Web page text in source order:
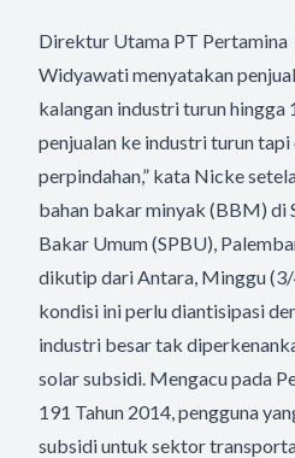
Direktur Utama PT
Widyawati menyatakan
kalangan industri turun hingga
penjualan ke industri turun
perpindahan,” kata Nicke
bahan bakar minyak (BBM) di
Bakar Umum (SPBU),
dikutip dari Antara, Minggu
kondisi ini perlu diantisipasi
industri besar tak
solar subsidi. Mengacu pada
191 Tahun 2014, pengguna
subsidi untuk sektor